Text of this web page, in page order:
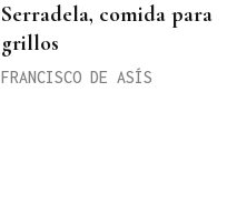
Serradela, comida para
grillos
FRANCISCO DE ASÍS